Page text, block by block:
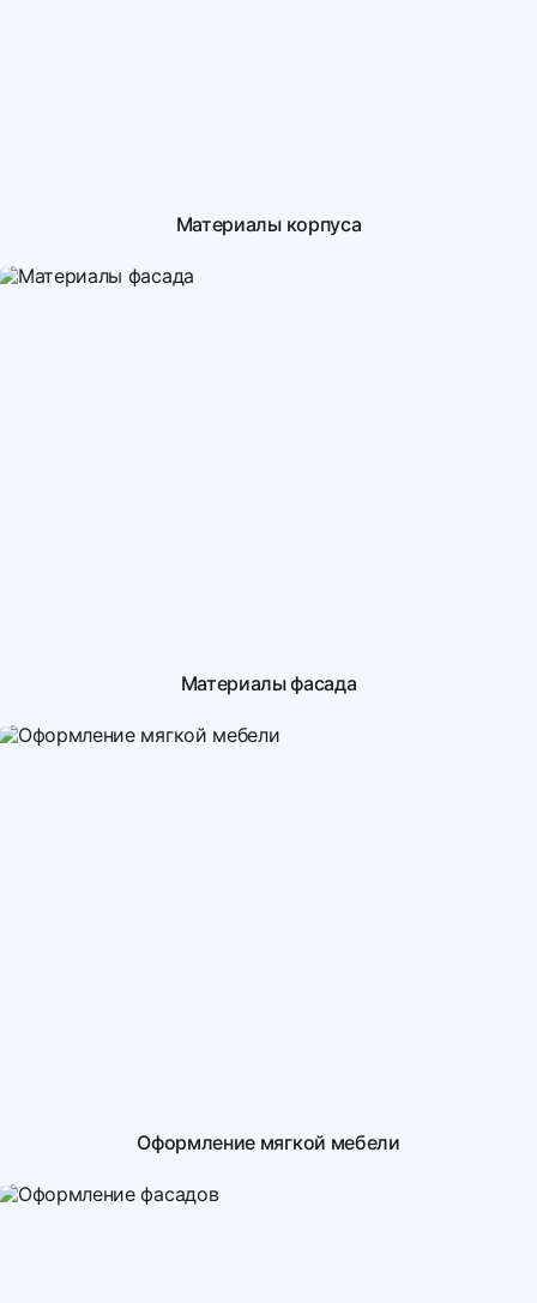
Материалы корпуса
Материалы фасада
Оформление мягкой мебели